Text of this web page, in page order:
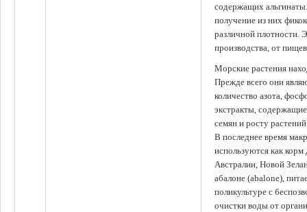
содержащих
получение из них
различной плотности.
производства, от
Морские растения
Прежде всего они
количество азота,
экстракты,
семян и росту
В последнее время
используются как
Австралии, Новой
абалоне (abalone),
поликультуре с
очистки воды от